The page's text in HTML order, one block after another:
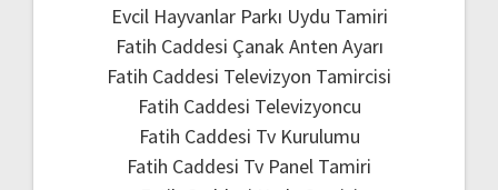
Evcil Hayvanlar Parkı Uydu Tamiri
Fatih Caddesi Çanak Anten Ayarı
Fatih Caddesi Televizyon Tamircisi
Fatih Caddesi Televizyoncu
Fatih Caddesi Tv Kurulumu
Fatih Caddesi Tv Panel Tamiri